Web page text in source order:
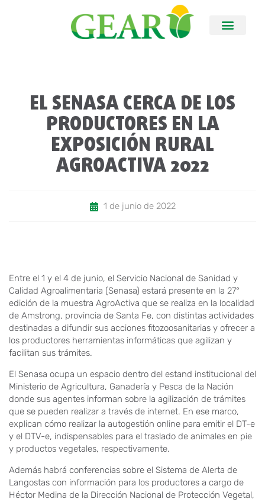
EL SENASA CERCA DE LOS
PRODUCTORES EN LA
EXPOSICIÓN RURAL
AGROACTIVA 2022
1 de junio de 2022
Entre el 1 y el 4 de junio, el Servicio Nacional de Sanidad y
Calidad Agroalimentaria (Senasa) estará presente en la 27°
edición de la muestra AgroActiva que se realiza en la localidad
de Amstrong, provincia de Santa Fe, con distintas actividades
destinadas a difundir sus acciones fitozoosanitarias y ofrecer a
los productores herramientas informáticas que agilizan y
facilitan sus trámites.
El Senasa ocupa un espacio dentro del estand institucional del
Ministerio de Agricultura, Ganadería y Pesca de la Nación
donde sus agentes informan sobre la agilización de trámites
que se pueden realizar a través de internet. En ese marco,
explican cómo realizar la autogestión online para emitir el DT-e
y el DTV-e, indispensables para el traslado de animales en pie
y productos vegetales, respectivamente.
Además habrá conferencias sobre el Sistema de Alerta de
Langostas con información para los productores a cargo de
Héctor Medina de la Dirección Nacional de Protección Vegetal,